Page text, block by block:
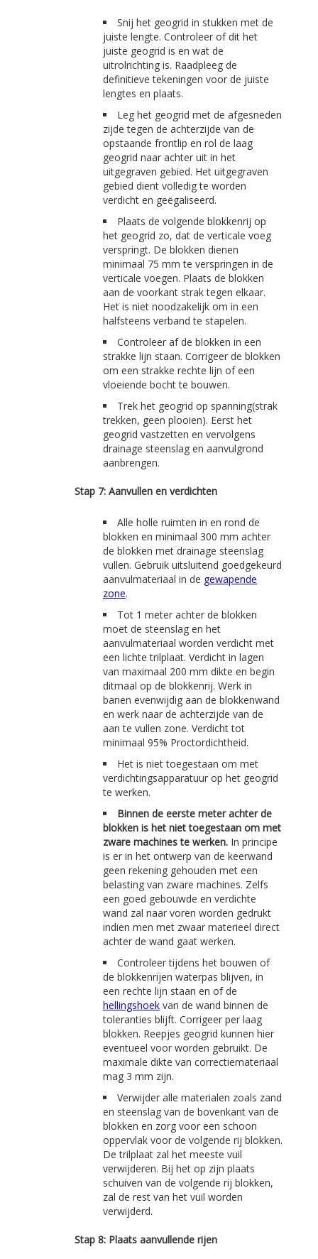
Snij het geogrid in stukken met de
juiste lengte. Controleer of dit het
juiste geogrid is en wat de
uitrolrichting is. Raadpleeg de
definitieve tekeningen voor de juiste
lengtes en plaats.
Leg het geogrid met de afgesneden
zijde tegen de achterzijde van de
opstaande frontlip en rol de laag
geogrid naar achter uit in het
uitgegraven gebied. Het uitgegraven
gebied dient volledig te worden
verdicht en geëgaliseerd.
Plaats de volgende blokkenrij op
het geogrid zo, dat de verticale voeg
verspringt. De blokken dienen
minimaal 75 mm te verspringen in de
verticale voegen. Plaats de blokken
aan de voorkant strak tegen elkaar.
Het is niet noodzakelijk om in een
halfsteens verband te stapelen.
Controleer af de blokken in een
strakke lijn staan. Corrigeer de blokken
om een strakke rechte lijn of een
vloeiende bocht te bouwen.
Trek het geogrid op spanning(strak
trekken, geen plooien). Eerst het
geogrid vastzetten en vervolgens
drainage steenslag en aanvulgrond
aanbrengen.
Stap 7: Aanvullen en verdichten
Alle holle ruimten in en rond de
blokken en minimaal 300 mm achter
de blokken met drainage steenslag
vullen. Gebruik uitsluitend goedgekeurd
aanvulmateriaal in de gewapende
zone.
Tot 1 meter achter de blokken
moet de steenslag en het
aanvulmateriaal worden verdicht met
een lichte trilplaat. Verdicht in lagen
van maximaal 200 mm dikte en begin
ditmaal op de blokkenrij. Werk in
banen evenwijdig aan de blokkenwand
en werk naar de achterzijde van de
aan te vullen zone. Verdicht tot
minimaal 95% Proctordichtheid.
Het is niet toegestaan om met
verdichtingsapparatuur op het geogrid
te werken.
Binnen de eerste meter achter de
blokken is het niet toegestaan om met
zware machines te werken. In principe
is er in het ontwerp van de keerwand
geen rekening gehouden met een
belasting van zware machines. Zelfs
een goed gebouwde en verdichte
wand zal naar voren worden gedrukt
indien men met zwaar materieel direct
achter de wand gaat werken.
Controleer tijdens het bouwen of
de blokkenrijen waterpas blijven, in
een rechte lijn staan en of de
hellingshoek van de wand binnen de
toleranties blijft. Corrigeer per laag
blokken. Reepjes geogrid kunnen hier
eventueel voor worden gebruikt. De
maximale dikte van correctiemateriaal
mag 3 mm zijn.
Verwijder alle materialen zoals zand
en steenslag van de bovenkant van de
blokken en zorg voor een schoon
oppervlak voor de volgende rij blokken.
De trilplaat zal het meeste vuil
verwijderen. Bij het op zijn plaats
schuiven van de volgende rij blokken,
zal de rest van het vuil worden
verwijderd.
Stap 8: Plaats aanvullende rijen